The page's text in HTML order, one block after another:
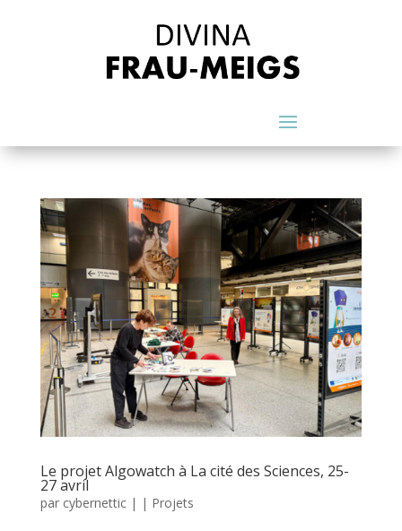
Le projet Algowatch à La cité des Sciences, 25-
27 avril
par cybernettic| | Projets